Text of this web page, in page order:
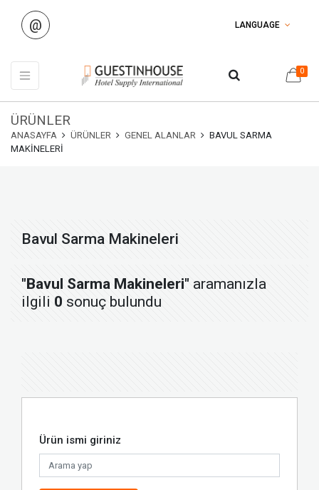
@ LANGUAGE
0
ÜRÜNLER
ANASAYFA ÜRÜNLER GENEL ALANLAR
BAVUL SARMA
MAKINELERI
Bavul Sarma Makineleri
"Bavul Sarma Makineleri" aramanızla
ilgili 0 sonuç bulundu
Ürün ismi giriniz